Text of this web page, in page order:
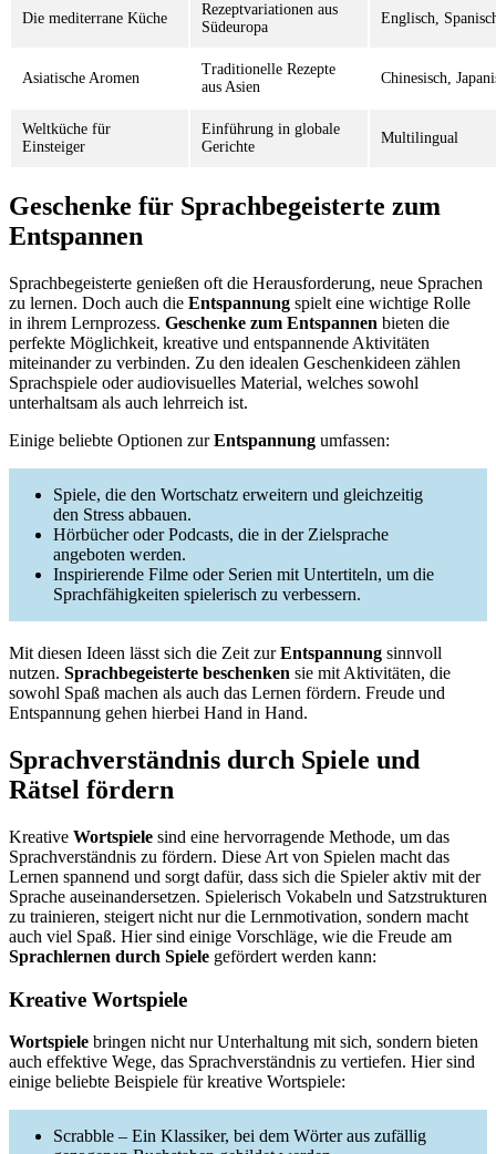
Die mediterrane Küche
Rezeptvariationen aus
Südeuropa
Englisch,
Asiatische Aromen
Traditionelle Rezepte
aus Asien
Chinesisch,
Weltküche für
Einsteiger
Einführung in globale
Gerichte
Multilingual
Geschenke für Sprachbegeisterte zum
Entspannen
Sprachbegeisterte genießen oft die Herausforderung, neue Sprachen
zu lernen. Doch auch die Entspannung spielt eine wichtige Rolle
in ihrem Lernprozess. Geschenke zum Entspannen bieten die
perfekte Möglichkeit, kreative und entspannende Aktivitäten
miteinander zu verbinden. Zu den idealen Geschenkideen zählen
Sprachspiele oder audiovisuelles Material, welches sowohl
unterhaltsam als auch lehrreich ist.
Einige beliebte Optionen zurEntspannung umfassen:
Spiele, die den Wortschatz erweitern und gleichzeitig
den Stress abbauen.
Hörbücher oder Podcasts, die in der Zielsprache
angeboten werden.
Inspirierende Filme oder Serien mit Untertiteln, um die
Sprachfähigkeiten spielerisch zu verbessern.
Mit diesen Ideen lässt sich die Zeit zurEntspannung sinnvoll
nutzen. Sprachbegeisterte beschenken sie mit Aktivitäten, die
sowohl Spaß machen als auch das Lernen fördern. Freude und
Entspannung gehen hierbei Hand in Hand.
Sprachverständnis durch Spiele und
Rätsel fördern
Kreative Wortspiele sind eine hervorragende Methode, um das
Sprachverständnis zu fördern. Diese Art von Spielen macht das
Lernen spannend und sorgt dafür, dass sich die Spieler aktiv mit der
Sprache auseinandersetzen. Spielerisch Vokabeln und Satzstrukturen
zu trainieren, steigert nicht nur die Lernmotivation, sondern macht
auch viel Spaß. Hier sind einige Vorschläge, wie die Freude am
Sprachlernen durch Spiele gefördert werden kann:
Kreative Wortspiele
Wortspiele bringen nicht nur Unterhaltung mit sich, sondern bieten
auch effektive Wege, das Sprachverständnis zu vertiefen. Hier sind
einige beliebte Beispiele für kreative Wortspiele:
Scrabble – Ein Klassiker, bei dem Wörter aus zufällig